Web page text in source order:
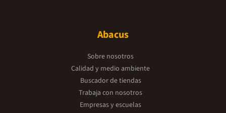
Abacus
Sobre nosotros
Calidad y medio ambiente
Buscador de tiendas
Trabaja con nosotros
Empresas y escuelas